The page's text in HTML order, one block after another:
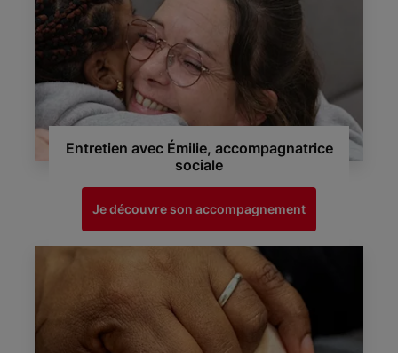
Entretien avec Émilie, accompagnatrice
sociale
Je découvre son accompagnement